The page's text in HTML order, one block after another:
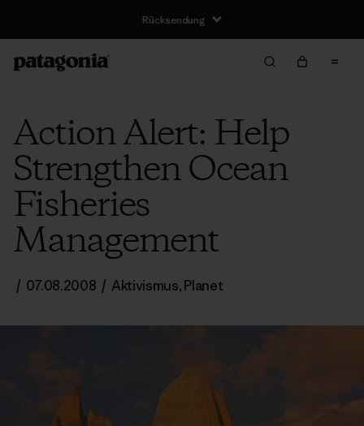
Rücksendung
Action Alert: Help
Strengthen Ocean
Fisheries
Management
/ 07.08.2008 / Aktivismus,Planet